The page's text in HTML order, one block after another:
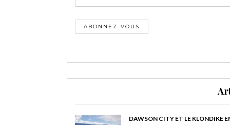
DAWSON CITY ET LE KLONDIKE